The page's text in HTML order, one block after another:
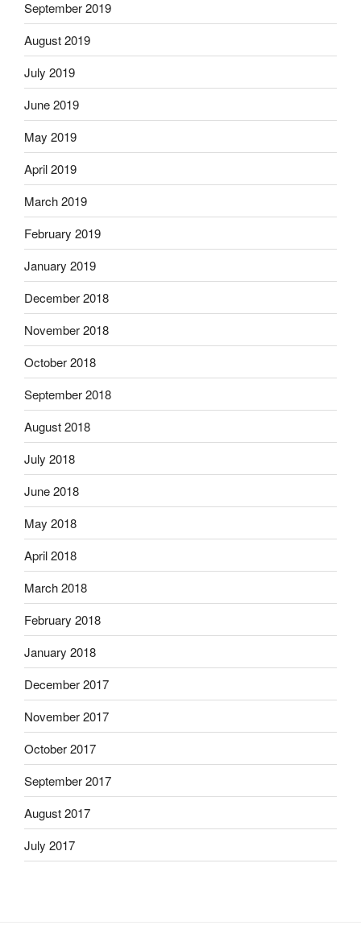
September 2019
August 2019
July 2019
June 2019
May 2019
April 2019
March 2019
February 2019
January 2019
December 2018
November 2018
October 2018
September 2018
August 2018
July 2018
June 2018
May 2018
April 2018
March 2018
February 2018
January 2018
December 2017
November 2017
October 2017
September 2017
August 2017
July 2017